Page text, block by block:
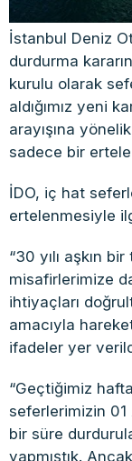
İstanbul Deniz
durdurma
kurulu olarak
aldığımız yeni
arayışına
sadece bir
İDO, iç hat
ertelenmesiyle
“30 yılı aşkın
misafirlerimize
ihtiyaçları
amacıyla
ifadeler yer
“Geçtiğimiz
seferlerimizin
bir süre
yapmıştık.